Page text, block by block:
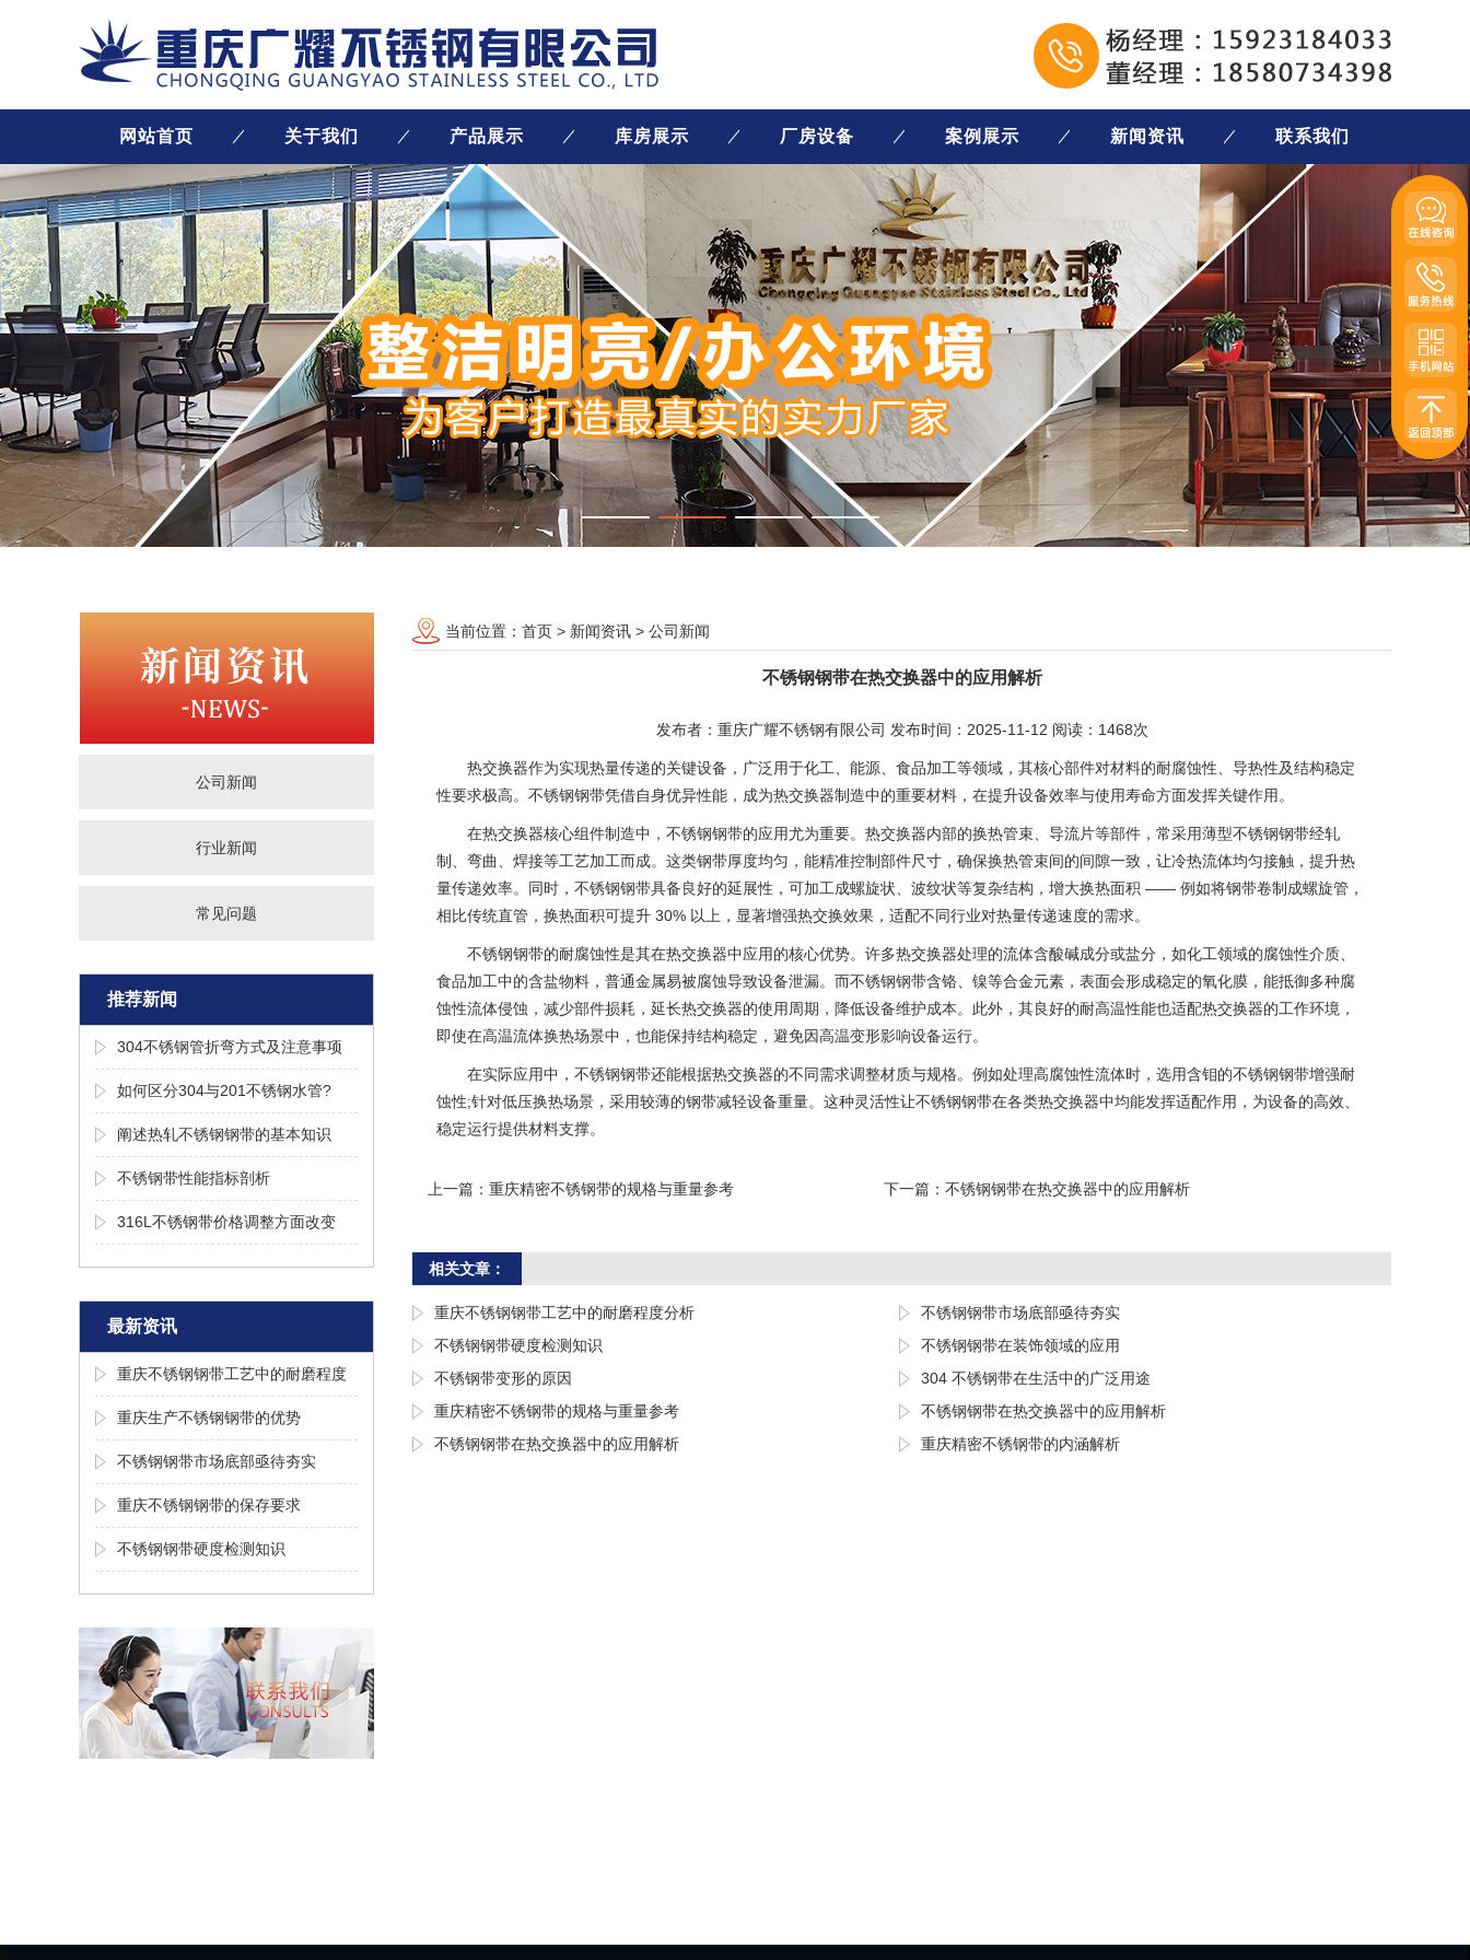
网站首页 关于我们 产品展示 库房展示 厂房设备 案例展示 新闻资讯 联系我们
公司新闻
行业新闻
常见问题
推荐新闻
304不锈钢管折弯方式及注意事项
如何区分304与201不锈钢水管?
阐述热轧不锈钢钢带的基本知识
不锈钢带性能指标剖析
316L不锈钢带价格调整方面改变
最新资讯
重庆不锈钢钢带工艺中的耐磨程度
重庆生产不锈钢钢带的优势
不锈钢钢带市场底部亟待夯实
重庆不锈钢钢带的保存要求
不锈钢钢带硬度检测知识
当前位置： 首页 > 新闻资讯 > 公司新闻
不锈钢钢带在热交换器中的应用解析
发布者：重庆广耀不锈钢有限公司 发布时间：2025-11-12 阅读：1468次
热交换器作为实现热量传递的关键设备，广泛用于化工、能源、食品加工等领域，其核心部件对材料的耐腐蚀性、导热性及结构稳定
性要求极高。不锈钢钢带凭借自身优异性能，成为热交换器制造中的重要材料，在提升设备效率与使用寿命方面发挥关键作用。
在热交换器核心组件制造中，不锈钢钢带的应用尤为重要。热交换器内部的换热管束、导流片等部件，常采用薄型不锈钢钢带经轧
制、弯曲、焊接等工艺加工而成。这类钢带厚度均匀，能精准控制部件尺寸，确保换热管束间的间隙一致，让冷热流体均匀接触，提升热
量传递效率。同时，不锈钢钢带具备良好的延展性，可加工成螺旋状、波纹状等复杂结构，增大换热面积 —— 例如将钢带卷制成螺旋管，
相比传统直管，换热面积可提升 30% 以上，显著增强热交换效果，适配不同行业对热量传递速度的需求。
不锈钢钢带的耐腐蚀性是其在热交换器中应用的核心优势。许多热交换器处理的流体含酸碱成分或盐分，如化工领域的腐蚀性介质、
食品加工中的含盐物料，普通金属易被腐蚀导致设备泄漏。而不锈钢钢带含铬、镍等合金元素，表面会形成稳定的氧化膜，能抵御多种腐
蚀性流体侵蚀，减少部件损耗，延长热交换器的使用周期，降低设备维护成本。此外，其良好的耐高温性能也适配热交换器的工作环境，
即使在高温流体换热场景中，也能保持结构稳定，避免因高温变形影响设备运行。
在实际应用中，不锈钢钢带还能根据热交换器的不同需求调整材质与规格。例如处理高腐蚀性流体时，选用含钼的不锈钢钢带增强耐
蚀性;针对低压换热场景，采用较薄的钢带减轻设备重量。这种灵活性让不锈钢钢带在各类热交换器中均能发挥适配作用，为设备的高效、
稳定运行提供材料支撑。
上一篇： 重庆精密不锈钢带的规格与重量参考 下一篇： 不锈钢钢带在热交换器中的应用解析
相关文章：
重庆不锈钢钢带工艺中的耐磨程度分析
不锈钢钢带市场底部亟待夯实
不锈钢钢带硬度检测知识
不锈钢钢带在装饰领域的应用
不锈钢带变形的原因
304 不锈钢带在生活中的广泛用途
重庆精密不锈钢带的规格与重量参考
不锈钢钢带在热交换器中的应用解析
不锈钢钢带在热交换器中的应用解析
重庆精密不锈钢带的内涵解析